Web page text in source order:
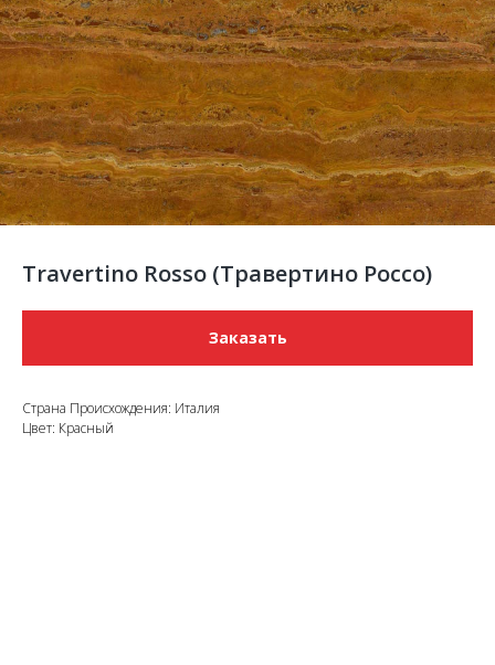
Travertino Rosso (Травертино Россо)
Заказать
Страна Происхождения: Италия
Цвет: Красный